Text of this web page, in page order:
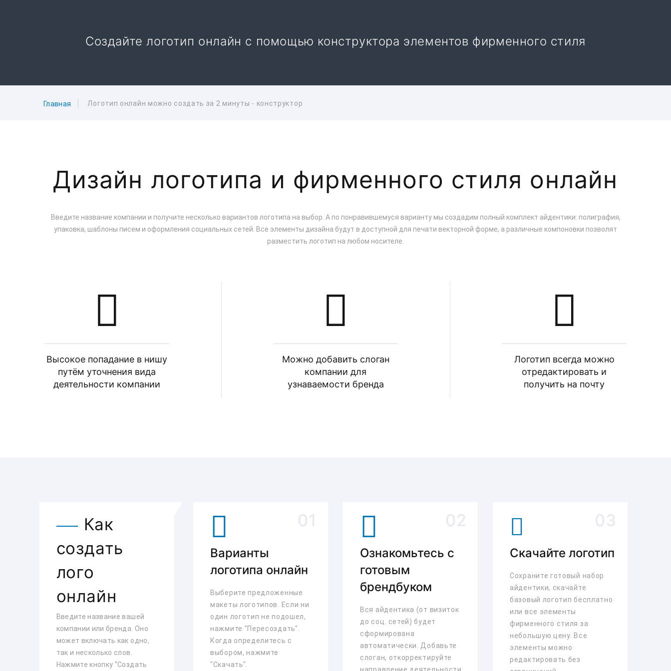
Создайте логотип онлайн с помощью конструктора элементов фирменного стиля
Главная Логотип онлайн можно создать за 2 минуты - конструктор
Дизайн логотипа и фирменного стиля онлайн
Введите название компании и получите несколько вариантов логотипа на выбор. А по понравившемуся варианту мы создадим полный комплект айдентики: полиграфия,
упаковка, шаблоны писем и оформления социальных сетей. Все элементы дизайна будут в доступной для печати векторной форме, а различные компоновки позволят
разместить логотип на любом носителе.
Высокое попадание в нишу
путём уточнения вида
деятельности компании
Можно добавить слоган
компании для
узнаваемости бренда
Логотип всегда можно
отредактировать и
получить на почту
Как
создать
лого
онлайн
Введите название вашей
компании или бренда. Оно
может включать как одно,
так и несколько слов.
Нажмите кнопку "Создать
Варианты
логотипа онлайн
Выберите предложенные
макеты логотипов. Если ни
один логотип не подошел,
нажмите "Пересоздать".
Когда определитесь с
выбором, нажмите
"Скачать".
Ознакомьтесь с
готовым
брендбуком
Вся айдентика (от визиток
до соц. сетей) будет
сформирована
автоматически. Добавьте
слоган, откорректируйте
Скачайте логотип
Сохраните готовый набор
айдентики, скачайте
базовый логотип бесплатно
или все элементы
фирменного стиля за
небольшую цену. Все
элементы можно
редактировать без